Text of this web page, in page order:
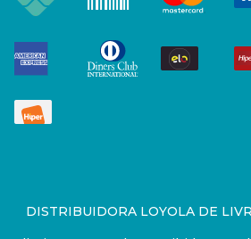
DISTRIBUIDORA LOYOLA DE